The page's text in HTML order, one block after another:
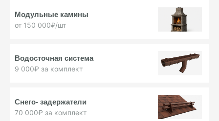
Модульные камины
от 150 000₽/шт
Водосточная система
9 000₽ за комплект
Снего- задержатели
70 000₽ за комплект